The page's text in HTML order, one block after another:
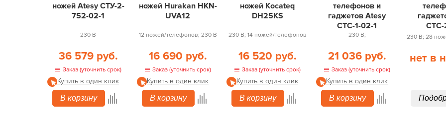
ножей Atesy СТУ-2-
752-02-1
230 В
36 579 руб.
Заказ (уточнить срок)
Купить в один клик
В корзину
ножей Hurakan HKN-
UVA12
12 ножей/телефонов; 230 В
16 690 руб.
Заказ (уточнить срок)
Купить в один клик
В корзину
ножей Kocateq
DH25KS
230 В; 14 ножей/телефонов
16 520 руб.
Заказ (уточнить срок)
Купить в один клик
В корзину
телефонов и
гаджетов Atesy
СТС-1-02-1
230 В;
21 036 руб.
Заказ (уточнить срок)
Купить в один клик
В корзину
СТС-
230 В; 28
нет в